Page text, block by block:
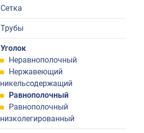
Сетка
Трубы
Уголок
Неравнополочный
Нержавеющий
никельсодержащий
Равнополочный
Равнополочный
низколегированный